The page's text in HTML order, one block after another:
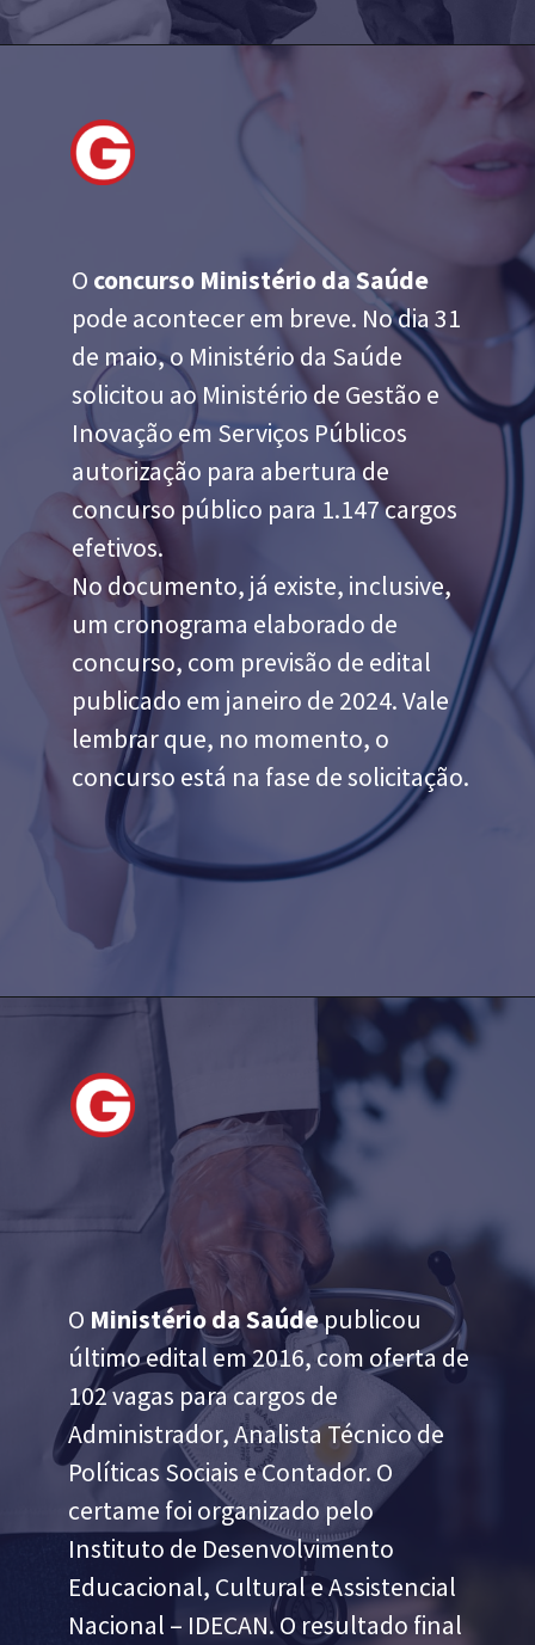
O concurso Ministério da Saúde
pode acontecer em breve. No dia 31
de maio, o Ministério da Saúde
solicitou ao Ministério de Gestão e
Inovação em Serviços Públicos
autorização para abertura de
concurso público para 1.147 cargos
efetivos.
No documento, já existe, inclusive,
um cronograma elaborado de
concurso, com previsão de edital
publicado em janeiro de 2024. Vale
lembrar que, no momento, o
concurso está na fase de solicitação.
O Ministério da Saúdepublicou
último edital em 2016, com oferta de
102 vagas para cargos de
Administrador, Analista Técnico de
Políticas Sociais e Contador. O
certame foi organizado pelo
Instituto de Desenvolvimento
Educacional, Cultural e Assistencial
Nacional – IDECAN. O resultado final